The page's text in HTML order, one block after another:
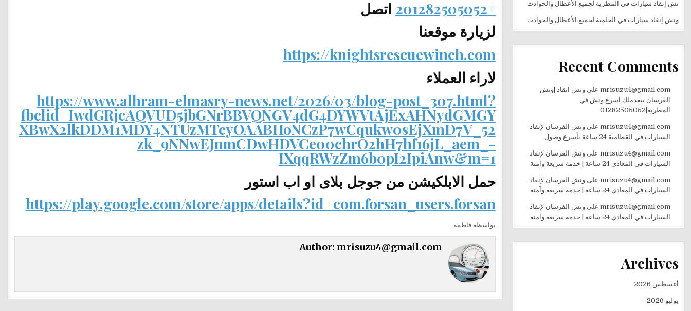
+201282505052
اتصل
لزيارة موقعنا
https://knightsrescuewinch.com
لاراء العملاء
https://www.alhram-elmasry-news.net/2026/03/blog-post_307.html?
fbclid=IwdGRjcAQVUD5jbGNrBBVQNGV4dG4DYWVtAjExAHNydGMGY
XBwX2lkDDM1MDY4NTUzMTcyOAABHoNCzP7wCqukw0sEjXmD7V_52
zk_9NNwEJnmCDwHDVCe00chrO2hH7hf16jL_aem_-
IXqqRWzZm6b0pI2IpiAnw&m=1
حمل الابلكيشن من جوجل بلاى او اب استور
https://play.google.com/store/apps/details?id=com.forsan_users.forsan
بواسظة فاطمة
Author: mrisuzu4@gmail.com
نش إنقاذ سيارات في المطرية لجميع الأعطال والحوادث
ونش إنقاذ سيارات في الحلمية لجميع الأعطال والحوادث
Recent Comments
mrisuzu4@gmail.comعلى ونش انقاذ |ونش
الفرسان بيقدملك اسرع ونش في
المطرية|01282505052
mrisuzu4@gmail.comعلى ونش الفرسان لإنقاذ
السيارات في القطامية 24 ساعة بأسرع وصول
mrisuzu4@gmail.comعلى ونش الفرسان لإنقاذ
السيارات في المعادي 24 ساعة | خدمة سريعة وآمنة
mrisuzu4@gmail.comعلى ونش الفرسان لإنقاذ
السيارات في المعادي 24 ساعة | خدمة سريعة وآمنة
mrisuzu4@gmail.comعلى ونش الفرسان لإنقاذ
السيارات في المعادي 24 ساعة | خدمة سريعة وآمنة
Archives
أغسطس 2026
يوليو 2026